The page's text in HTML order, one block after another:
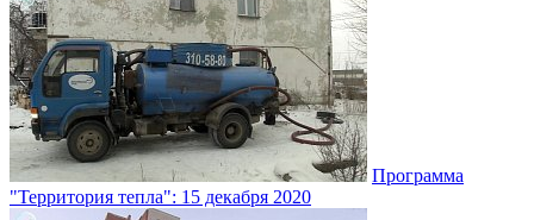
Программа
"Территория тепла": 15 декабря 2020